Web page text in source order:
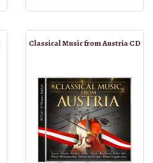
Classical Music from Austria CD